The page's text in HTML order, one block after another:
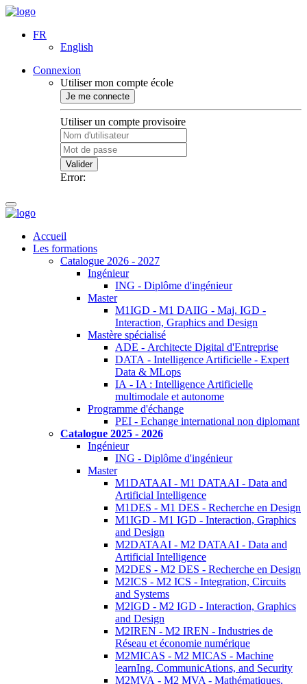
FR
English
Connexion
Utiliser mon compte école
Je me connecte
Utiliser un compte provisoire
Valider
Error:
Accueil
Les formations
Catalogue 2026 - 2027
Ingénieur
ING - Diplôme d'ingénieur
Master
M1IGD - M1 DAIIG - Maj. IGD -
Interaction, Graphics and Design
Mastère spécialisé
ADE - Architecte Digital d'Entreprise
DATA - Intelligence Artificielle - Expert
Data & MLops
IA - IA : Intelligence Artificielle
multimodale et autonome
Programme d'échange
PEI - Echange international non diplomant
Catalogue 2025 - 2026
Ingénieur
ING - Diplôme d'ingénieur
Master
M1DATAAI - M1 DATAAI - Data and
Artificial Intelligence
M1DES - M1 DES - Recherche en Design
M1IGD - M1 IGD - Interaction, Graphics
and Design
M2DATAAI - M2 DATAAI - Data and
Artificial Intelligence
M2DES - M2 DES - Recherche en Design
M2ICS - M2 ICS - Integration, Circuits
and Systems
M2IGD - M2 IGD - Interaction, Graphics
and Design
M2IREN - M2 IREN - Industries de
Réseau et économie numérique
M2MICAS - M2 MICAS - Machine
learnIng, CommunicAtions, and Security
M2MVA - M2 MVA - Mathématiques,